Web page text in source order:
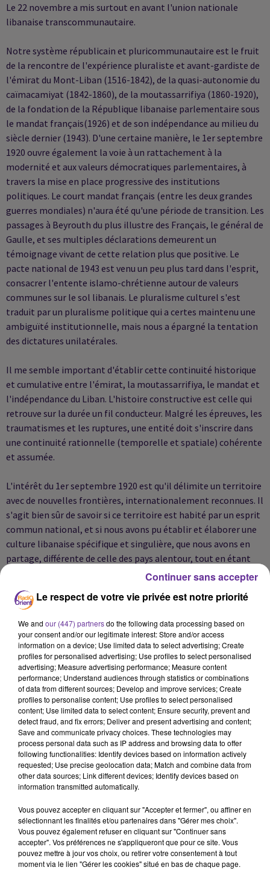
Le 22 novembre a mis surtout en avant l'union nationale
libanaise transcommunautaire.
Notre système républicain et pluricommunautaire est le fruit
de la rencontre de l'expérience pluraliste et avant-gardiste de
l'émirat du Mont-Liban (1516-1842), de la quasi-autonomie du
caïmacamiyat (1842-1860), de la moutassarrifiya (1860-1920),
de la fondation de la République libanaise parlementaire sous
le mandat français(1926) et de son indépendance au milieu du
siècle dernier (1943). D'une certaine manière, le 1er septembre
1920 ouvre également la voie à un rattachement à la
modernité et aux valeurs démocratiques parlementaires, à
travers la mise en place progressive des institutions
politiques. Le court mandat français (entre les deux grandes
guerres mondiales) n'aura été qu'une période de transition. Les
passages à Beyrouth du plus illustre des Français, le général de
Gaulle, et ses multiples déclarations demeurent un
témoignage vivant de cette relation plus que positive. Le
pacte national de 1943 est venu un peu plus tard dans l'esprit,
consacrer l'entente islamo-chrétienne autour de valeurs
communes sur le sol libanais. Le pluralisme culturel s'est
traduit par un pluralisme politique qui a certes maintenu une
ambiguïté institutionnelle, mais nous a épargné la tentation
des dictatures unilatérales.
Il me semble important d'établir cette continuité historique
et cumulative entre l'émirat, la moutassarrifiya, le mandat et
l'indépendance du Liban. L'histoire constructive est celle qui
retrouve sur la durée un fil conducteur. Malgré les épreuves, les
traumatismes et les ruptures, une entité doit s'inscrire dans
une continuité rationnelle (temporelle et spatiale) cohérente
et assumée.
L'intérêt du 1er septembre 1920 est qu'il délimite un territoire
avec de nouvelles frontières, internationalement reconnues. Il
s'agit bien sûr de savoir si ce territoire est habité par un esprit
commun national, et si nous avons pu établir et élaborer une
culture libanaise spécifique et singulière, que nous avons en
partage, différente de celle des pays alentour, tout en étant
insérée dans notre environnement.
Certes, la difficulté du Liban a été de faire coïncider les
une logique de l'unité et de la diversité. En presque un siècle, ce
pays a produit sa propre culture, avec des acquis très
importants au niveau des libertés individuelles et des libertés
des groupes. Cette expérience a également engendré des
frustrations, des interférences et des ruptures. Elle n'est
toujours pas résolue, ni conceptualisée. Elle met encore plus
en avant la difficulté d'aménager à un niveau politique le
pluralisme culturel. Cette ambivalence ne peut être
surmontée de manière concrète qu'en définissant le
pluralisme culturel à travers des paramètres identitaires
objectifs, et en dégageant une plateforme assez solide
d'éléments structurels communs. Comme tout édifice, la
construction identitaire a besoin de piliers et d'un socle.
Presque un siècle après sa déclaration, les décideurs libanais
doivent se retrouver autour de principes fondateurs. En
prenant conscience que l'espace de débat devrait être national
et non régional ou international. C'est cet espace défini le 1er
Le respect de votre vie privée est notre priorité
We and our (447) partnersdo the following data processing based on
your consent and/or our legitimate interest: Store and/or access
information on a device; Use limited data to select advertising; Create
profiles for personalised advertising; Use profiles to select personalised
advertising; Measure advertising performance; Measure content
performance; Understand audiences through statistics or combinations
of data from different sources; Develop and improve services; Create
profiles to personalise content; Use profiles to select personalised
content; Use limited data to select content; Ensure security, prevent and
detect fraud, and fix errors; Deliver and present advertising and content;
Save and communicate privacy choices. These technologies may
process personal data such as IP address and browsing data to offer
following functionalities: Identify devices based on information actively
requested; Use precise geolocation data; Match and combine data from
other data sources; Link different devices; Identify devices based on
information transmitted automatically.
Vous pouvez accepter en cliquant sur "Accepter et fermer", ou affiner en
sélectionnant les finalités et/ou partenaires dans "Gérer mes choix".
Vous pouvez également refuser en cliquant sur "Continuer sans
accepter". Vos préférences ne s'appliqueront que pour ce site. Vous
pouvez mettre à jour vos choix, ou retirer votre consentement à tout
moment via le lien "Gérer les cookies" situé en bas de chaque page.
Continuer sans accepter